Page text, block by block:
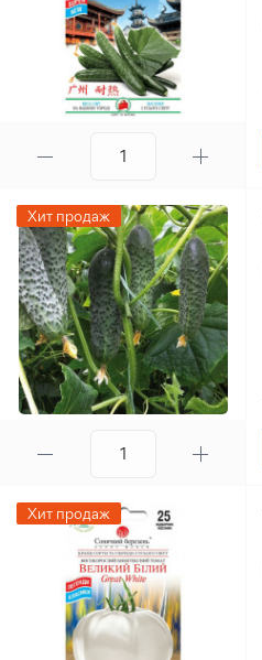
Хит продаж
Хит продаж